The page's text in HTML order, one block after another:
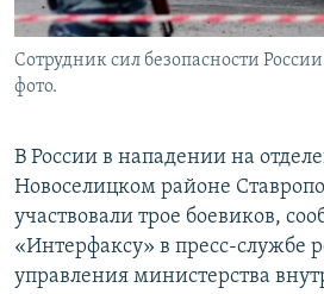
Сотрудник сил безопасности
фото.
В России в нападении на
Новоселицком районе
участвовали трое боевиков,
«Интерфаксу» в пресс-службе
управления министерства